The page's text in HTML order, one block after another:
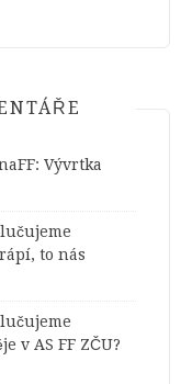
: Vývrtka
to nás
v AS FF ZČU?